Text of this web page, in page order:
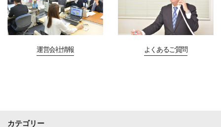
運営会社情報 よくあるご質問
カテゴリー